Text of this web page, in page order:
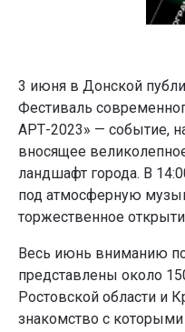
3 июня в Донской
Фестиваль
АРТ-2023» — событие,
вносящее
ландшафт города. В
под атмосферную
торжественное
Весь июнь вниманию
представлены около
Ростовской области и
знакомство с